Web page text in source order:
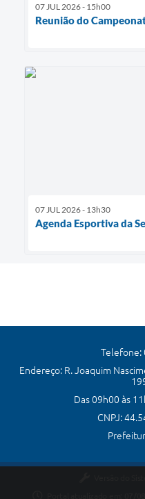
07 JUL 2026 - 15h00
Reunião do
07 JUL 2026 - 13h30
Agenda Esportiva da
Telefone:
Endereço: R. Joaquim
Das 09h00 às
CNPJ: